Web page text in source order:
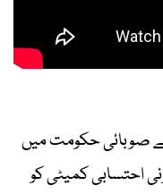
صوبائی حکومت میں
احتسابی کمیٹی کو